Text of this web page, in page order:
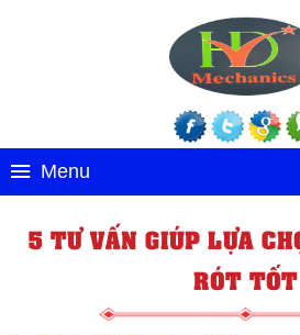
Menu
5 TƯ VẤN GIÚP LỰA
RÓT TỐT